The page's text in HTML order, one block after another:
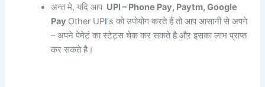
अन्त मे, यदि आप UPI – Phone Pay, Paytm, Google
Pay Other UPI‘s को उपोयोग करते हैं तो आप आसानी से अपने
– अपने पेमेटं का स्टेट्स चेक कर सकते है औऱ इसका लाभ प्राप्त
कर सकते है।